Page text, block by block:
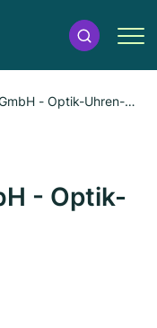
- Optik-Uhren-
- Optik-